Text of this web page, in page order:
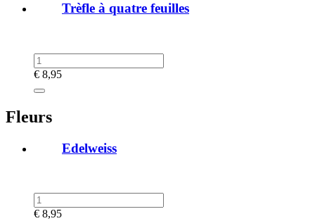
Trèfle à quatre feuilles
€ 8,95
Fleurs
Edelweiss
€ 8,95